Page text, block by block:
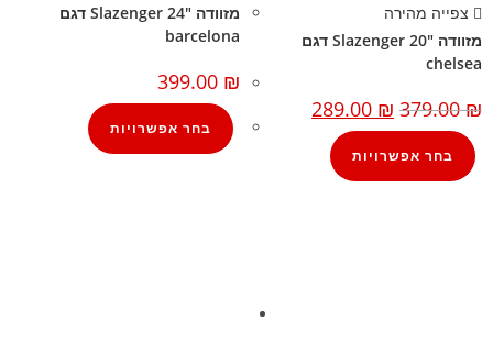
צפייה מהירה
מזוודה 20″ Slazenger דגם
chelsea
379.00₪
289.00 ₪
בחר אפשרויות
מזוודה 24″ Slazenger דגם
barcelona
399.00 ₪
בחר אפשרויות